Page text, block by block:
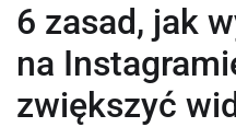
6 zasad, jak
na
zwiększyć